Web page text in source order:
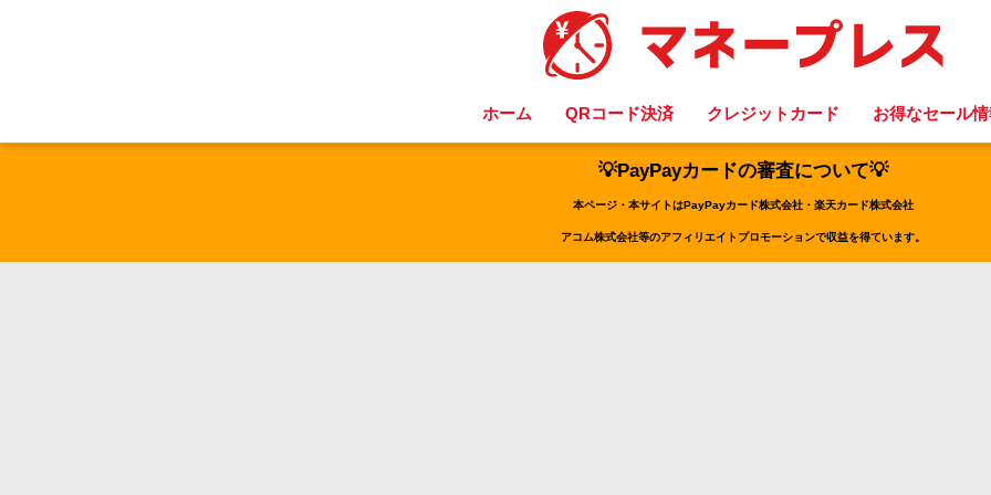
ホーム QRコード決済 クレジットカード お得なセール
💡PayPayカードの審査について💡
本ページ・本サイトはPayPayカード株式会社・楽天カード株式会社
アコム株式会社等のアフィリエイトプロモーションで収益を得ています。